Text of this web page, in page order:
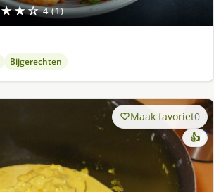
4 (1)
Bijgerechten
Maak favoriet0
👍